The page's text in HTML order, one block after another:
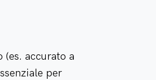
(es. accurato a
per